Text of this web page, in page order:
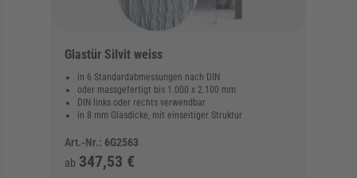
Glastür Silvit weiss
in 6 Standardabmessungen nach DIN
oder massgefertigt bis 1.000 x 2.100 mm
DIN links oder rechts verwendbar
in 8 mm Glasdicke, mit einseitiger Struktur
Art.-Nr.: 6G2563
ab 347,53 €